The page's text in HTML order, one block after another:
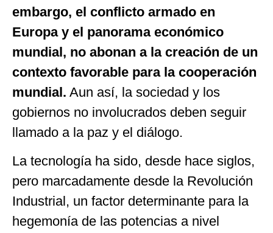
embargo, el conflicto armado en
Europa y el panorama económico
mundial, no abonan a la creación de un
contexto favorable para la cooperación
mundial. Aun así, la sociedad y los
gobiernos no involucrados deben seguir
llamado a la paz y el diálogo.
La tecnología ha sido, desde hace siglos,
pero marcadamente desde la Revolución
Industrial, un factor determinante para la
hegemonía de las potencias a nivel